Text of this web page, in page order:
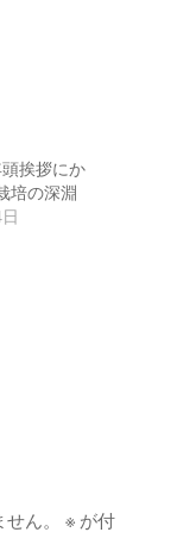
挨拶にか
培の深淵
ん。 ※ が付